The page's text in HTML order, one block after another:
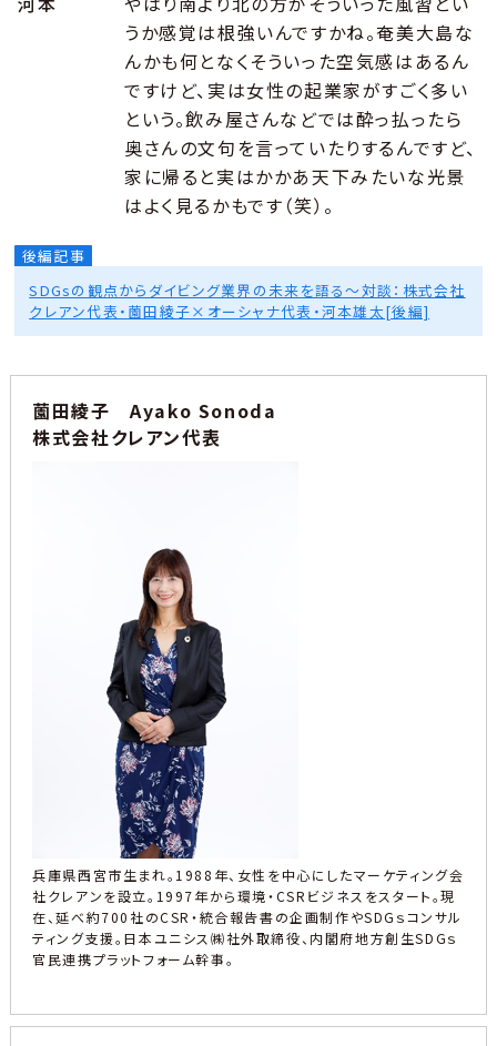
うか感覚は根強いんですかね。奄美大島な
んかも何となくそういった空気感はあるん
ですけど、実は女性の起業家がすごく多い
という。飲み屋さんなどでは酔っ払ったら
奥さんの文句を言っていたりするんですど、
家に帰ると実はかかあ天下みたいな光景
はよく見るかもです（笑）。
SDGsの観点からダイビング業界の未来を語る〜対談：株式会社
クレアン代表・薗田綾子×オーシャナ代表・河本雄太[後編]
薗田綾子 Ayako Sonoda
株式会社クレアン代表
兵庫県西宮市生まれ。1988年、女性を中心にしたマーケティング会
社クレアンを設立。1997年から環境・CSRビジネスをスタート。現
在、延べ約700社のCSR・統合報告書の企画制作やSDGｓコンサル
ティング支援。日本ユニシス㈱社外取締役、内閣府地方創生SDGｓ
官民連携プラットフォーム幹事。